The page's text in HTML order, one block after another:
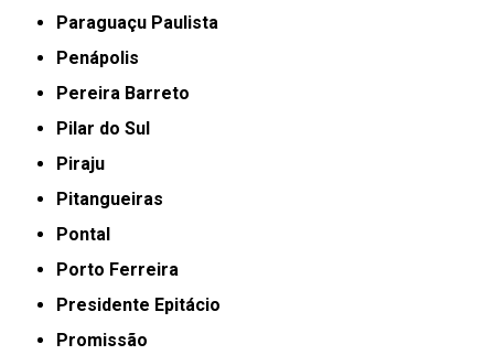
Paraguaçu Paulista
Penápolis
Pereira Barreto
Pilar do Sul
Piraju
Pitangueiras
Pontal
Porto Ferreira
Presidente Epitácio
Promissão